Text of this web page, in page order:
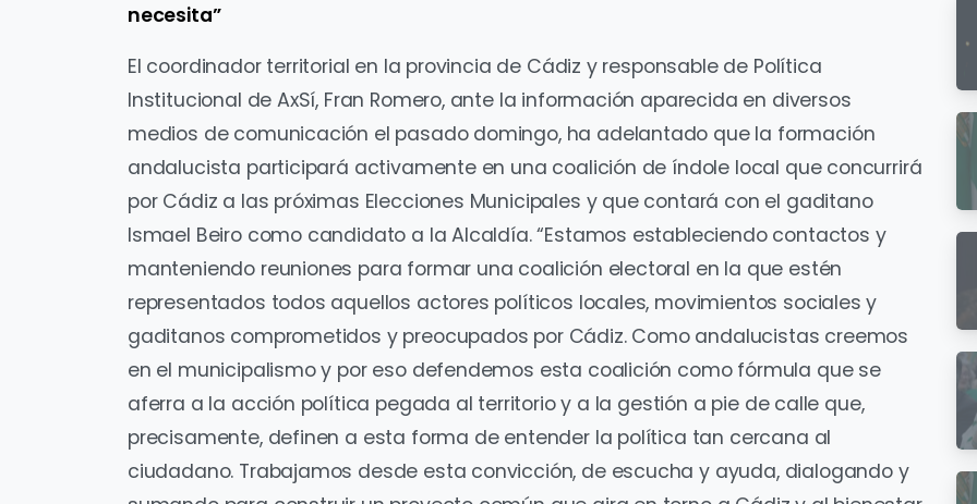
necesita”
El coordinador territorial en la provincia de Cádiz y responsable de Política
Institucional de AxSí, Fran Romero, ante la información aparecida en diversos
medios de comunicación el pasado domingo, ha adelantado que la formación
andalucista participará activamente en una coalición de índole local que concurrirá
por Cádiz a las próximas Elecciones Municipales y que contará con el gaditano
Ismael Beiro como candidato a la Alcaldía. “Estamos estableciendo contactos y
manteniendo reuniones para formar una coalición electoral en la que estén
representados todos aquellos actores políticos locales, movimientos sociales y
gaditanos comprometidos y preocupados por Cádiz. Como andalucistas creemos
en el municipalismo y por eso defendemos esta coalición como fórmula que se
aferra a la acción política pegada al territorio y a la gestión a pie de calle que,
precisamente, definen a esta forma de entender la política tan cercana al
ciudadano. Trabajamos desde esta convicción, de escucha y ayuda, dialogando y